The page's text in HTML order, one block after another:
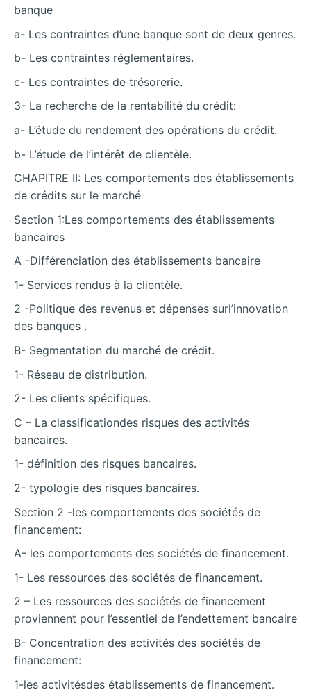
banque
a- Les contraintes d’une banque sont de deux genres.
b- Les contraintes réglementaires.
c- Les contraintes de trésorerie.
3- La recherche de la rentabilité du crédit:
a- L’étude du rendement des opérations du crédit.
b- L’étude de l’intérêt de clientèle.
CHAPITRE II: Les comportements des établissements
de crédits sur le marché
Section 1:Les comportements des établissements
bancaires
A -Différenciation des établissements bancaire
1- Services rendus à la clientèle.
2 -Politique des revenus et dépenses surl’innovation
des banques .
B- Segmentation du marché de crédit.
1- Réseau de distribution.
2- Les clients spécifiques.
C – La classificationdes risques des activités
bancaires.
1- définition des risques bancaires.
2- typologie des risques bancaires.
Section 2 -les comportements des sociétés de
financement:
A- les comportements des sociétés de financement.
1- Les ressources des sociétés de financement.
2 – Les ressources des sociétés de financement
proviennent pour l’essentiel de l’endettement bancaire
B- Concentration des activités des sociétés de
financement:
1-les activitésdes établissements de financement.